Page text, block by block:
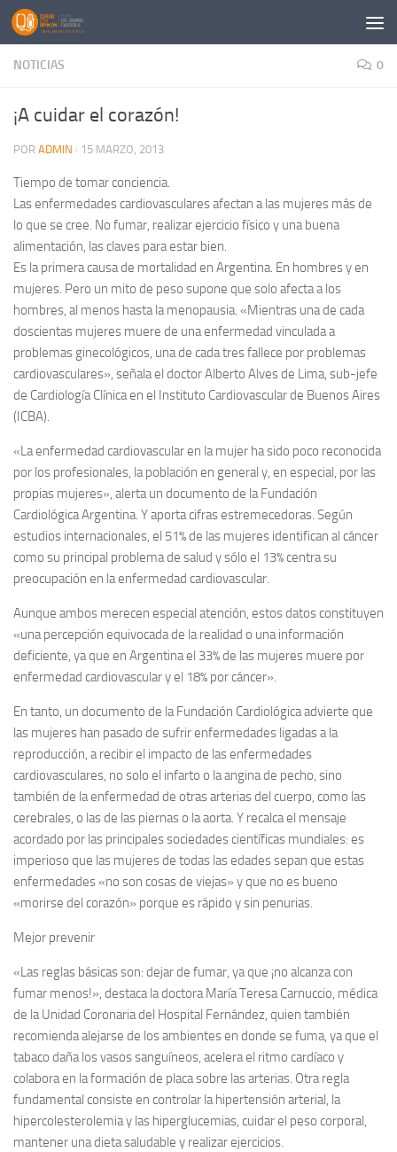
Saltar al contenido
NOTICIAS 0
¡A cuidar el corazón!
POR ADMIN · 15 MARZO, 2013
Tiempo de tomar conciencia.
Las enfermedades cardiovasculares afectan a las mujeres más de
lo que se cree. No fumar, realizar ejercicio físico y una buena
alimentación, las claves para estar bien.
Es la primera causa de mortalidad en Argentina. En hombres y en
mujeres. Pero un mito de peso supone que solo afecta a los
hombres, al menos hasta la menopausia. «Mientras una de cada
doscientas mujeres muere de una enfermedad vinculada a
problemas ginecológicos, una de cada tres fallece por problemas
cardiovasculares», señala el doctor Alberto Alves de Lima, sub-jefe
de Cardiología Clínica en el Instituto Cardiovascular de Buenos Aires
(ICBA).
«La enfermedad cardiovascular en la mujer ha sido poco reconocida
por los profesionales, la población en general y, en especial, por las
propias mujeres», alerta un documento de la Fundación
Cardiológica Argentina. Y aporta cifras estremecedoras. Según
estudios internacionales, el 51% de las mujeres identifican al cáncer
como su principal problema de salud y sólo el 13% centra su
preocupación en la enfermedad cardiovascular.
Aunque ambos merecen especial atención, estos datos constituyen
«una percepción equivocada de la realidad o una información
deficiente, ya que en Argentina el 33% de las mujeres muere por
enfermedad cardiovascular y el 18% por cáncer».
En tanto, un documento de la Fundación Cardiológica advierte que
las mujeres han pasado de sufrir enfermedades ligadas a la
reproducción, a recibir el impacto de las enfermedades
cardiovasculares, no solo el infarto o la angina de pecho, sino
también de la enfermedad de otras arterias del cuerpo, como las
cerebrales, o las de las piernas o la aorta. Y recalca el mensaje
acordado por las principales sociedades científicas mundiales: es
imperioso que las mujeres de todas las edades sepan que estas
enfermedades «no son cosas de viejas» y que no es bueno
«morirse del corazón» porque es rápido y sin penurias.
Mejor prevenir
«Las reglas básicas son: dejar de fumar, ya que ¡no alcanza con
fumar menos!», destaca la doctora María Teresa Carnuccio, médica
de la Unidad Coronaria del Hospital Fernández, quien también
recomienda alejarse de los ambientes en donde se fuma, ya que el
tabaco daña los vasos sanguíneos, acelera el ritmo cardíaco y
colabora en la formación de placa sobre las arterias. Otra regla
fundamental consiste en controlar la hipertensión arterial, la
hipercolesterolemia y las hiperglucemias, cuidar el peso corporal,
mantener una dieta saludable y realizar ejercicios.